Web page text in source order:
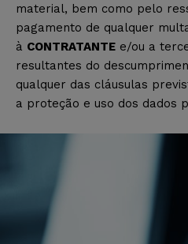
material, bem como pelo
pagamento de qualquer
à CONTRATANTE e/ou a
resultantes do
qualquer das cláusulas
a proteção e uso dos dados